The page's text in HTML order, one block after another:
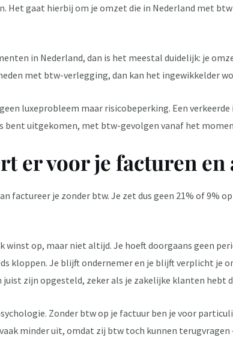
Het gaat hierbij om je omzet die in Nederland met
in Nederland, dan is het meestal duidelijk: je
met btw-verlegging, dan kan het ingewikkelder
luxeprobleem maar risicobeperking. Een
bent uitgekomen, met btw-gevolgen vanaf het
er voor je facturen
factureer je zonder btw. Je zet dus geen 21% of 9%
op, maar niet altijd. Je hoeft doorgaans geen
kloppen. Je blijft ondernemer en je blijft verplicht je
zijn opgesteld, zeker als je zakelijke klanten hebt
Zonder btw op je factuur ben je voor
minder uit, omdat zij btw toch kunnen